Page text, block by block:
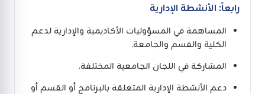
رابعاً: الأنشطة الإدارية
المساهمة في المسؤوليات الأكاديمية والإدارية لدعم
الكلية والقسم والجامعة.
المشاركة في اللجان الجامعية المختلفة.
دعم الأنشطة الإدارية المتعلقة بالبرنامج أو القسم أو